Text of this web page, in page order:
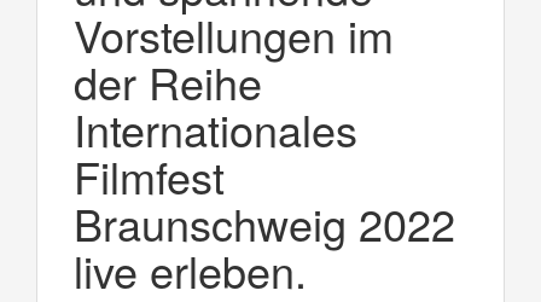
Vorstellungen im
der Reihe
Internationales
Filmfest
Braunschweig 2022
live erleben.